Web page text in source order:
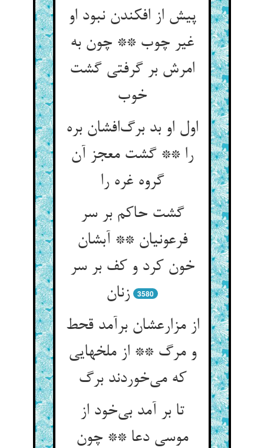
پیش از افکندن نبود او
غیر چوب ** چون به
امرش بر گرفتی گشت
خوب
اول او بد برگ‌افشان بره
را ** گشت معجز آن
گروه غره را
گشت حاکم بر سر
فرعونیان ** آبشان
خون کرد و کف بر سر
زنان
3580
از مزارعشان برآمد قحط
و مرگ ** از ملخهایی
که می‌خوردند برگ
تا بر آمد بی‌خود از
موسی دعا ** چون